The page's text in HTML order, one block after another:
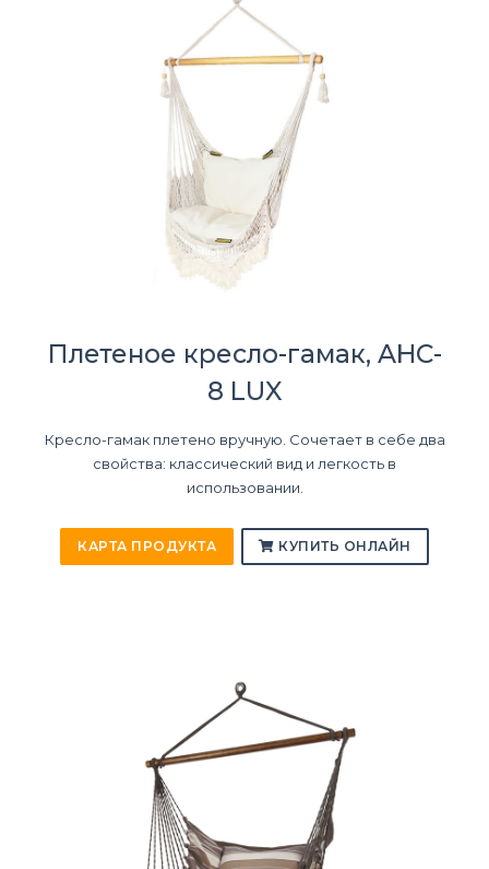
Плетеное кресло-гамак, AHC-
8 LUX
Кресло-гамак плетено вручную. Сочетает в себе два
свойства: классический вид и легкость в
использовании.
КАРТА ПРОДУКТА КУПИТЬ ОНЛАЙН